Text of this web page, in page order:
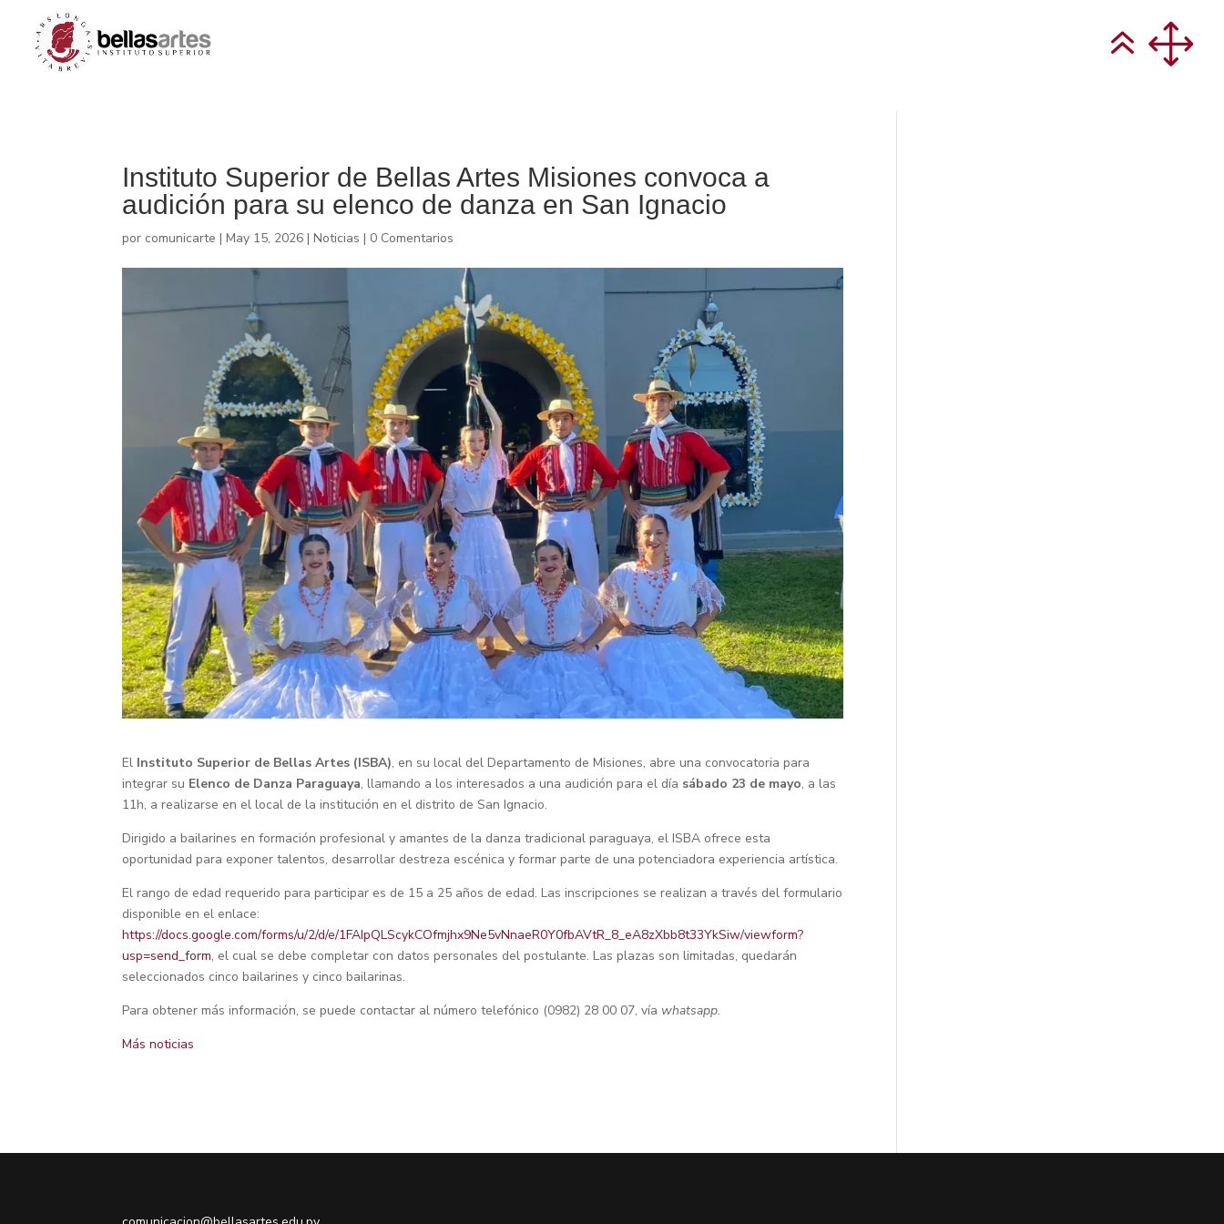
Instituto Superior de Bellas Artes Misiones convoca a
audición para su elenco de danza en San Ignacio
por comunicarte |May 15, 2026 |Noticias | 0 Comentarios
El Instituto Superior de Bellas Artes (ISBA), en su local del Departamento de Misiones, abre una convocatoria para
integrar su Elenco de Danza Paraguaya, llamando a los interesados a una audición para el día sábado 23 de mayo, a las
11h, a realizarse en el local de la institución en el distrito de San Ignacio.
Dirigido a bailarines en formación profesional y amantes de la danza tradicional paraguaya, el ISBA ofrece esta
oportunidad para exponer talentos, desarrollar destreza escénica y formar parte de una potenciadora experiencia artística.
El rango de edad requerido para participar es de 15 a 25 años de edad. Las inscripciones se realizan a través del formulario
disponible en el enlace:
https://docs.google.com/forms/u/2/d/e/1FAIpQLScykCOfmjhx9Ne5vNnaeR0Y0fbAVtR_8_eA8zXbb8t33YkSiw/viewform?
usp=send_form, el cual se debe completar con datos personales del postulante. Las plazas son limitadas, quedarán
seleccionados cinco bailarines y cinco bailarinas.
Para obtener más información, se puede contactar al número telefónico (0982) 28 00 07, vía whatsapp.
Más noticias